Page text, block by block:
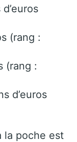
(rang :
(rang :
d’euros
la poche est